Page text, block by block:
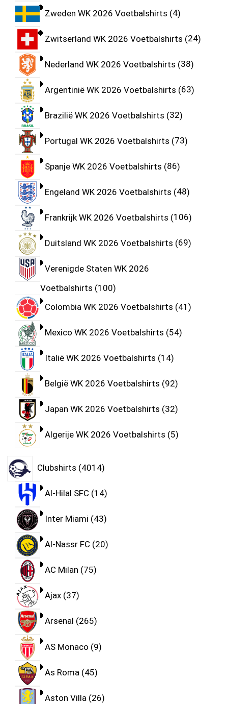
Zweden WK 2026 Voetbalshirts 4
Zwitserland WK 2026 Voetbalshirts 24
Nederland WK 2026 Voetbalshirts 38
Argentinië WK 2026 Voetbalshirts 63
Brazilië WK 2026 Voetbalshirts 32
Portugal WK 2026 Voetbalshirts 73
Spanje WK 2026 Voetbalshirts 86
Engeland WK 2026 Voetbalshirts 48
Frankrijk WK 2026 Voetbalshirts 106
Duitsland WK 2026 Voetbalshirts 69
Verenigde Staten WK 2026
Voetbalshirts 100
Colombia WK 2026 Voetbalshirts 41
Mexico WK 2026 Voetbalshirts 54
Italië WK 2026 Voetbalshirts 14
België WK 2026 Voetbalshirts 92
Japan WK 2026 Voetbalshirts 32
Algerije WK 2026 Voetbalshirts 5
Clubshirts 4014
Al-Hilal SFC 14
Inter Miami 43
Al-Nassr FC 20
AC Milan 75
Ajax 37
Arsenal 265
AS Monaco 9
As Roma 45
Aston Villa 26